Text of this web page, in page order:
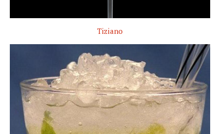
Tiziano